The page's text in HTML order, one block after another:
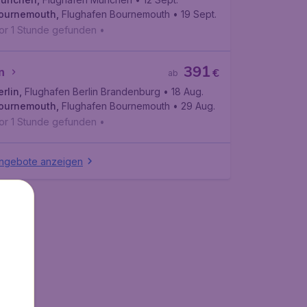
Flughafen Bournemouth • 19 Sept.
1 Stunde gefunden •
€
391
ab
Flughafen Berlin Brandenburg • 18 Aug.
Flughafen Bournemouth • 29 Aug.
1 Stunde gefunden •
anzeigen